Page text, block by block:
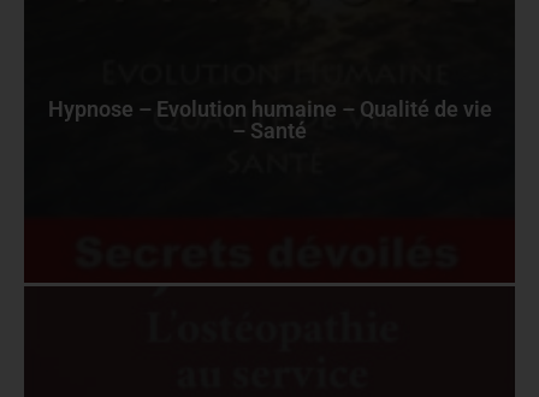
Hypnose – Evolution humaine – Qualité de vie
– Santé